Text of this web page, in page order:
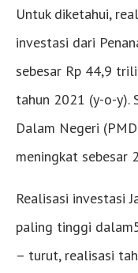
Untuk diketahui,
investasi dari
sebesar Rp 44,9
tahun 2021 (y-o-y).
Dalam Negeri
meningkat sebesar
Realisasi investasi
paling tinggi
– turut, realisasi